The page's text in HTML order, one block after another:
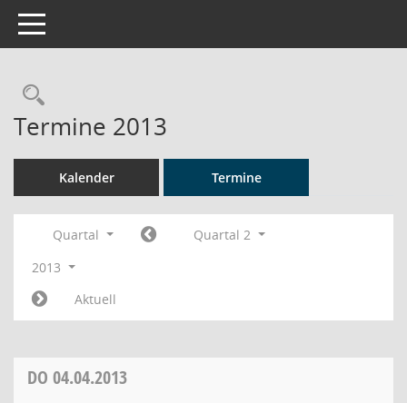
Toggle navigation
Rechercheauswahl
Termine 2013
Kalender Termine
Quartal
Quartal 2
2013
Aktuell
DO 04.04.2013